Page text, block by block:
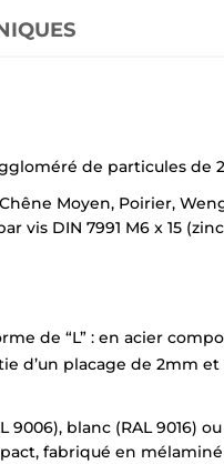
de particules de
Moyen, Poirier,
vis DIN 7991 M6 x 15
de “L” : en acier
d’un placage de 2mm
blanc (RAL 9016)
fabriqué en